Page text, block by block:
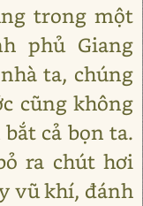
trong một
phủ Giang
ta, chúng
cũng không
cả bọn ta.
ra chút hơi
vũ khí, đánh